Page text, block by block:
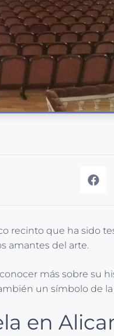
recinto que ha sido
amantes del arte.
más sobre su
un símbolo de
en